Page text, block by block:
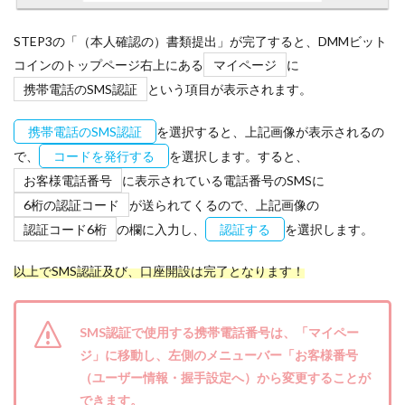
STEP3の「（本人確認の）書類提出」が完了すると、DMMビット
コインのトップページ右上にある
マイページ
に
携帯電話のSMS認証
という項目が表示されます。
携帯電話のSMS認証
を選択すると、上記画像が表示されるの
で、
コードを発行する
を選択します。すると、
お客様電話番号
に表示されている電話番号のSMSに
6桁の認証コード
が送られてくるので、上記画像の
認証コード6桁
の欄に入力し、 認証する を選択します。
以上でSMS認証及び、口座開設は完了となります！
SMS認証で使用する携帯電話番号は、「マイペー
ジ」に移動し、左側のメニューバー「お客様番号
（ユーザー情報・握手設定へ）から変更することが
できます。